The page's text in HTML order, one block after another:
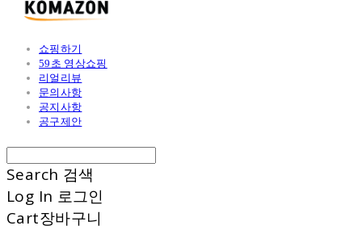
쇼핑하기
59초 영상쇼핑
리얼리뷰
문의사항
공지사항
공구제안
Search 검색
Log In 로그인
Cart장바구니